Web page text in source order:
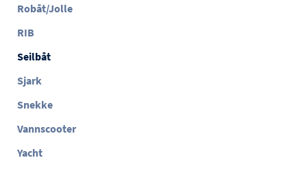
Robåt/Jolle
RIB
Seilbåt
Sjark
Snekke
Vannscooter
Yacht